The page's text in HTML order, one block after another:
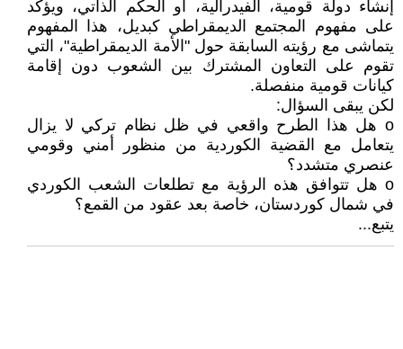
إنشاء دولة قومية، الفيدرالية، أو الحكم الذاتي، ويؤكد
على مفهوم المجتمع الديمقراطي كبديل، هذا المفهوم
يتماشى مع رؤيته السابقة حول "الأمة الديمقراطية"، التي
تقوم على التعاون المشترك بين الشعوب دون إقامة
كيانات قومية منفصلة.
لكن يبقى السؤال:
o هل هذا الطرح واقعي في ظل نظام تركي لا يزال
يتعامل مع القضية الكوردية من منظور أمني وقومي
عنصري متشدد؟
o هل تتوافق هذه الرؤية مع تطلعات الشعب الكوردي
في شمال كوردستان، خاصة بعد عقود من القمع؟
يتبع...